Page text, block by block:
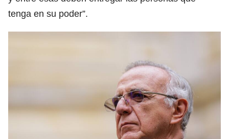
tenga en su poder”.